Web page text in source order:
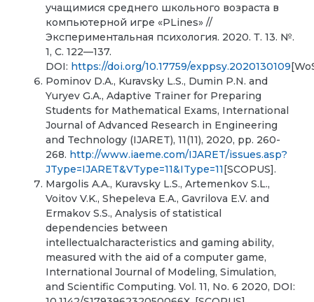
учащимися среднего школьного возраста в
компьютерной игре «PLines» //
Экспериментальная психология. 2020. Т. 13. №.
1, С. 122—137.
DOI: https://doi.org/10.17759/exppsy.2020130109
Pominov D.A., Kuravsky L.S., Dumin P.N. and
Yuryev G.A., Adaptive Trainer for Preparing
Students for Mathematical Exams, International
Journal of Advanced Research in Engineering
and Technology (IJARET), 11(11), 2020, pp. 260-
268. http://www.iaeme.com/IJARET/issues.asp?
JType=IJARET&VType=11&IType=11[SCOPUS].
Margolis A.A., Kuravsky L.S., Artemenkov S.L.,
Voitov V.K., Shepeleva E.A., Gavrilova E.V. and
Ermakov S.S., Analysis of statistical
dependencies between
intellectualcharacteristics and gaming ability,
measured with the aid of a computer game,
International Journal of Modeling, Simulation,
and Scientific Computing. Vol. 11, No. 6 2020, DOI: